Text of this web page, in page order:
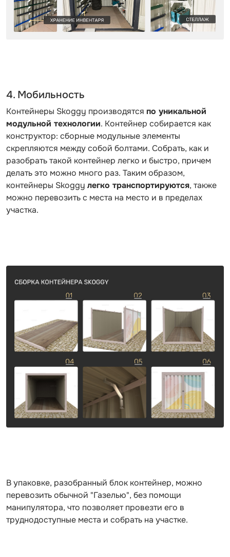
4. Мобильность
Контейнеры Skoggy производятся по уникальной
модульной технологии. Контейнер собирается как
конструктор: сборные модульные элементы
скрепляются между собой болтами. Собрать, как и
разобрать такой контейнер легко и быстро, причем
делать это можно много раз. Таким образом,
контейнеры Skoggy легко транспортируются, также
можно перевозить с места на место и в пределах
участка.
В упаковке, разобранный блок контейнер, можно
перевозить обычной "Газелью", без помощи
манипулятора, что позволяет провезти его в
труднодоступные места и собрать на участке.